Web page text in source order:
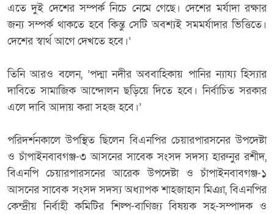
এতে দুই দেশের সম্পর্ক নিচে নেমে গেছে। দেশের মর্যাদা রক্ষার
জন্য সম্পর্ক থাকতে হবে কিন্তু সেটি অবশ্যই সমমর্যাদার ভিত্তিতে।
দেশের স্বার্থ আগে দেখতে হবে।‘
তিনি আরও বলেন, ’পদ্মা নদীর অববাহিকায় পানির ন্যায্য হিস্যার
দাবিতে সামাজিক আন্দোলন ছড়িয়ে দিতে হবে। নির্বাচিত সরকার
এলে দাবি আদায় করা সহজ হবে।’
পরিদর্শনকালে উপস্থিত ছিলেন বিএনপির চেয়ারপারসনের উপদেষ্টা
ও চাঁপাইনবাবগঞ্জ-৩ আসনের সাবেক সংসদ সদস্য হারুনুর রশীদ,
বিএনপি চেয়ারপারসনের আরেক উপদেষ্টা ও চাঁপাইনবাবগঞ্জ-১
আসনের সাবেক সংসদ সদস্য অধ্যাপক শাহজাহান মিঞা, বিএনপির
কেন্দ্রীয় নির্বাহী কমিটির শিল্প-বাণিজ্য বিষয়ক সহ-সম্পাদক ও